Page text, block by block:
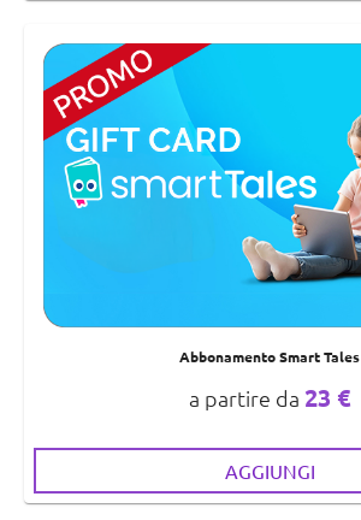
Abbonamento Smart Tales
a partire da 23 €
AGGIUNGI